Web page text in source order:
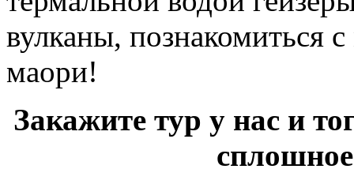
вулканы, познакомиться
маори!
Закажите тур у нас и